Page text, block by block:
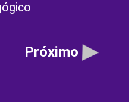
Próximo